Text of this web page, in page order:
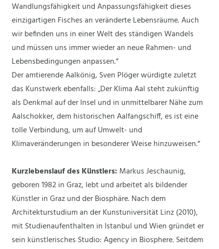
Wandlungsfähigkeit und Anpassungsfähigkeit dieses
einzigartigen Fisches an veränderte Lebensräume. Auch
wir befinden uns in einer Welt des ständigen Wandels
und müssen uns immer wieder an neue Rahmen- und
Lebensbedingungen anpassen.“
Der amtierende Aalkönig, Sven Plöger würdigte zuletzt
das Kunstwerk ebenfalls: „Der Klima Aal steht zukünftig
als Denkmal auf der Insel und in unmittelbarer Nähe zum
Aalschokker, dem historischen Aalfangschiff, es ist eine
tolle Verbindung, um auf Umwelt- und
Klimaveränderungen in besonderer Weise hinzuweisen.“
Kurzlebenslauf des Künstlers: Markus Jeschaunig,
geboren 1982 in Graz, lebt und arbeitet als bildender
Künstler in Graz und der Biosphäre. Nach dem
Architekturstudium an der Kunstuniversität Linz (2010),
mit Studienaufenthalten in Istanbul und Wien gründet er
sein künstlerisches Studio: Agency in Biosphere. Seitdem